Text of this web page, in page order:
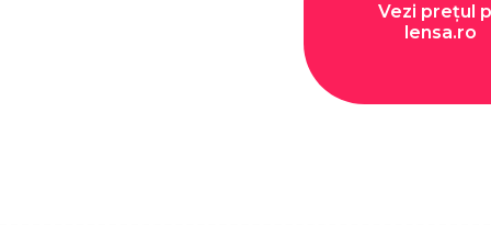
Vezi prețul
lensa.ro